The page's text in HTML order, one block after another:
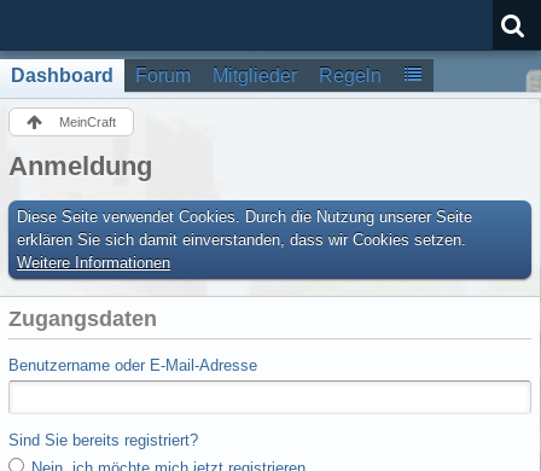
Dashboard Forum Mitglieder Regeln
MeinCraft
Anmeldung
Diese Seite verwendet Cookies. Durch die Nutzung unserer Seite
erklären Sie sich damit einverstanden, dass wir Cookies setzen.
Weitere Informationen
Zugangsdaten
Benutzername oder E-Mail-Adresse
Sind Sie bereits registriert?